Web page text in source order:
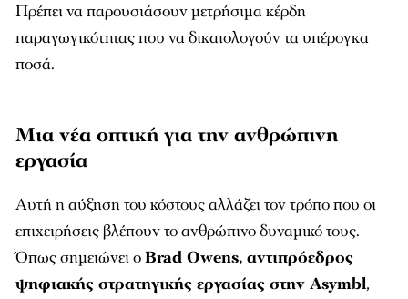
Πρέπει να παρουσιάσουν μετρήσιμα κέρδη
παραγωγικότητας που να δικαιολογούν τα υπέρογκα
ποσά.
Μια νέα οπτική για την ανθρώπινη
εργασία
Αυτή η αύξηση του κόστους αλλάζει τον τρόπο που οι
επιχειρήσεις βλέπουν το ανθρώπινο δυναμικό τους.
Όπως σημειώνει οBrad Owens, αντιπρόεδρος
ψηφιακής στρατηγικής εργασίας στην Asymbl,